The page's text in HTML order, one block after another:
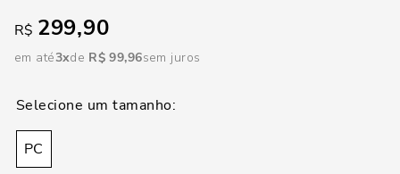
R$ 299,90
em até3 R$ 99,96sem juros
PC